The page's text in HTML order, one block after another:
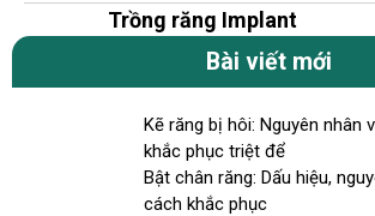
Trồng răng Implant
Bài viết mới
Kẽ răng bị hôi: Nguyên nhân
khắc phục triệt để
Bật chân răng: Dấu hiệu,
cách khắc phục